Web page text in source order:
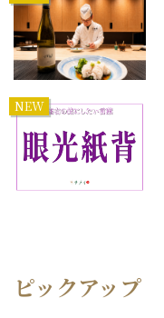
NEW
ピックアップ